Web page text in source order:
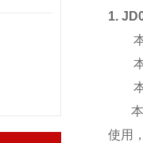
1.
本
本
本
本
使用